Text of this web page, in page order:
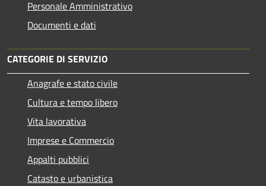
Personale Amministrativo
Documenti e dati
CATEGORIE DI SERVIZIO
Anagrafe e stato civile
Cultura e tempo libero
Vita lavorativa
Imprese e Commercio
Appalti pubblici
Catasto e urbanistica